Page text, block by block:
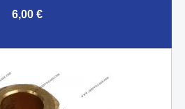
6,00 €